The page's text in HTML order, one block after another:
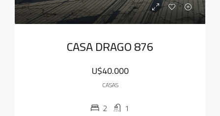
CASA DRAGO 876
U$40.000
CASAS
2 1